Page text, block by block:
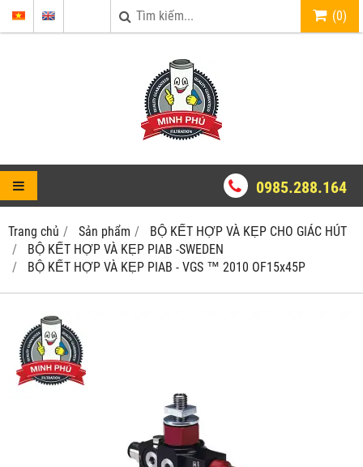
(0)
0985.288.164
Trang chủ Sản phẩm
BỘ KẾT HỢP VÀ KẸP CHO GIÁC HÚT
BỘ KẾT HỢP VÀ KẸP PIAB -SWEDEN
BỘ KẾT HỢP VÀ KẸP PIAB - VGS ™ 2010 OF15x45P